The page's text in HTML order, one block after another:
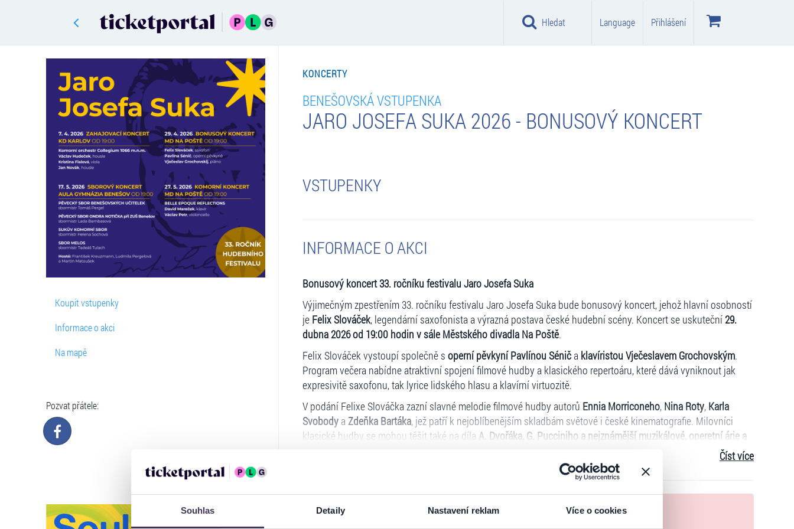
Souhlas Detaily Nastavení reklam Více o cookies
Hledat Language Přihlášení
Koupit vstupenky
Informace o akci
Na mapě
Pozvat přátele:
KONCERTY
BENEŠOVSKÁ VSTUPENKA
JARO JOSEFA SUKA 2026 - BONUSOVÝ KONCERT
VSTUPENKY
INFORMACE O AKCI
Bonusový koncert 33. ročníku festivalu Jaro Josefa Suka
Výjimečným zpestřením 33. ročníku festivalu Jaro Josefa Suka bude bonusový koncert, jehož hlavní osobností
je Felix Slováček, legendární saxofonista a výrazná postava české hudební scény. Koncert se uskuteční 29.
dubna 2026 od 19:00 hodin v sále Městského divadla Na Poště.
Felix Slováček vystoupí společně s operní pěvkyní Pavlínou Séniča klavíristou Vječeslavem Grochovským.
Program večera nabídne atraktivní spojení filmové hudby a klasického repertoáru, které dává vyniknout jak
expresivitě saxofonu, tak lyrice lidského hlasu a klavírní virtuozitě.
V podání Felixe Slováčka zazní slavné melodie filmové hudby autorů Ennia Morriconeho, Nina Roty, Karla
Svobodya Zdeňka Bartáka, jež patří k nejoblíbenějším skladbám světové i české kinematografie. Milovníci
klasické hudby se mohou těšit také na díla A. Dvořáka, G. Pucciniho a nejznámější muzikálové, operetní árie a
Bonusový koncert slibuje mimořádný večer, v němž se setká charisma a interpretační mistrovství Felixe
Číst více
Ticketportal je zárukou pravosti vstupenek